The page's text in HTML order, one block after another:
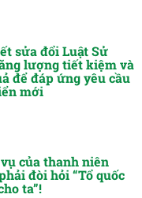
sửa đổi Luật Sử
lượng tiết kiệm và
để đáp ứng yêu cầu
mới
của thanh niên
đòi hỏi “Tổ quốc
ta”!